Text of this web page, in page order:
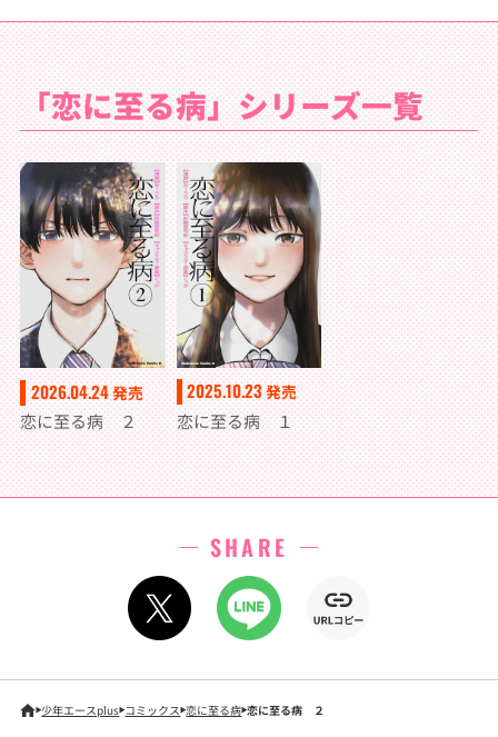
「恋に至る病」シリーズ一覧
2026.04.24発売
恋に至る病 ２
2025.10.23 発売
恋に至る病 １
SHARE
少年エースplus コミックス 恋に至る病 恋に至る病 ２